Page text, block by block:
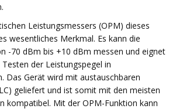
Leistungsmessers (OPM) dieses
wesentliches Merkmal. Es kann die
-70 dBm bis +10 dBm messen und eignet
der Leistungspegel in
Das Gerät wird mit austauschbaren
geliefert und ist somit mit den meisten
kompatibel. Mit der OPM-Funktion kann